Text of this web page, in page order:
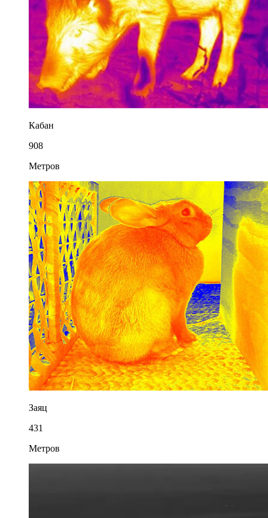
Кабан
908
Метров
Заяц
431
Метров